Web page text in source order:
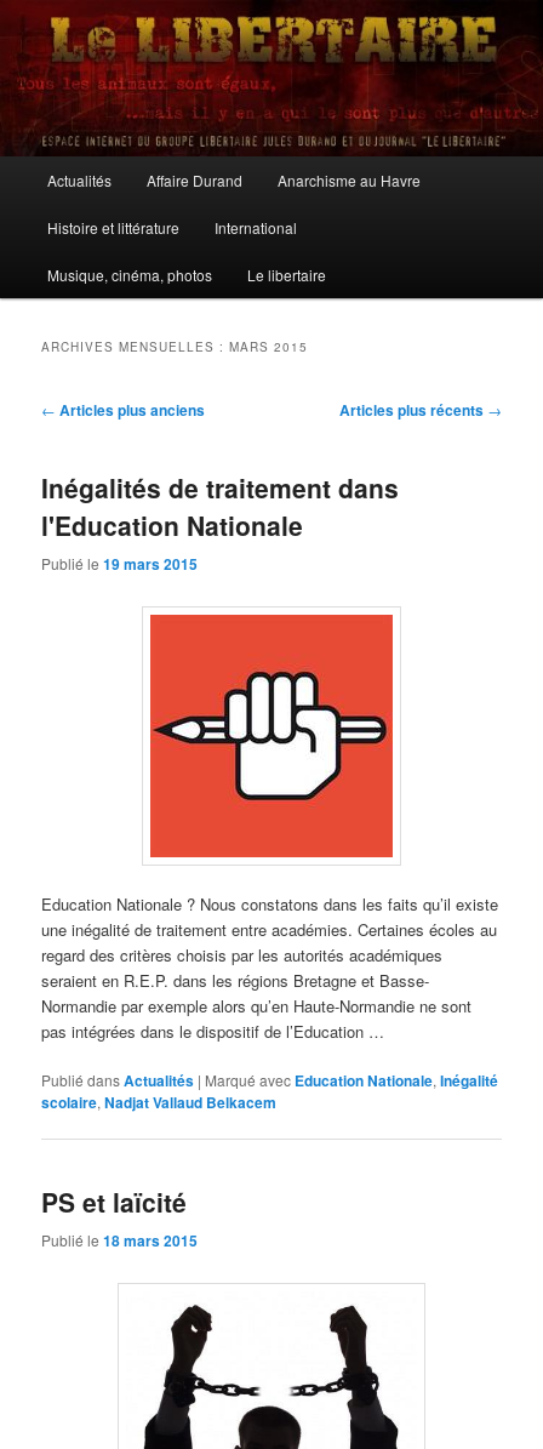
Aller
contenu
principal
Aller
contenu
secondaire
Le Libertaire
principal
Actualités Affaire Durand Anarchisme au Havre
Histoire et littérature International
Musique, cinéma, photos Le libertaire
ARCHIVES MENSUELLES :MARS 2015
Navigation
← Articles plus anciens Articles plus récents →
Inégalités de traitement dans
l'Education Nationale
Publié le19 mars 2015
Education Nationale ? Nous constatons dans les faits qu’il existe
une inégalité de traitement entre académies. Certaines écoles au
regard des critères choisis par les autorités académiques
seraient en R.E.P. dans les régions Bretagne et Basse-
Normandie par exemple alors qu’en Haute-Normandie ne sont
pas intégrées dans le dispositif de l’Education …
Publié dansActualités | Marqué avec Education Nationale,Inégalité
scolaire,Nadjat Vallaud Belkacem
PS et laïcité
Publié le18 mars 2015